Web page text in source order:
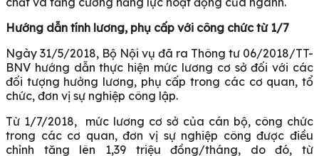
Hướng dẫn tính lương, phụ cấp với công chức từ 1/7
Ngày 31/5/2018, Bộ Nội vụ đã ra Thông tư 06/2018/TT-
BNV hướng dẫn thực hiện mức lương cơ sở đối với các
đối tượng hưởng lương, phụ cấp trong các cơ quan, tổ
chức, đơn vị sự nghiệp công lập.
Từ 1/7/2018, mức lương cơ sở của cán bộ, công chức
trong các cơ quan, đơn vị sự nghiệp công được điều
chỉnh tăng lên 1,39 triệu đồng/tháng, do đó, từ